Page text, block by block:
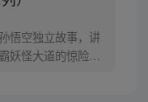
，小狼妖白狼不
师，和他一起重新
行小队”，再度踏
悟空独立故事，讲
妖怪大道的惊险历